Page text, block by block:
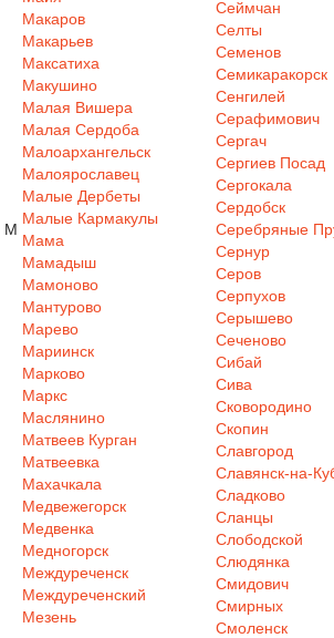
М
Макаров
Макарьев
Максатиха
Макушино
Малая Вишера
Малая Сердоба
Малоархангельск
Малоярославец
Малые Дербеты
Малые Кармакулы
Мама
Мамадыш
Мамоново
Мантурово
Марево
Мариинск
Марково
Маркс
Маслянино
Матвеев Курган
Матвеевка
Махачкала
Медвежегорск
Медвенка
Медногорск
Междуреченск
Междуреченский
Мезень
Сеймчан
Селты
Семенов
Семикаракорск
Сенгилей
Серафимович
Сергач
Сергиев Посад
Сергокала
Сердобск
Серебряные
Сернур
Серов
Серпухов
Серышево
Сеченово
Сибай
Сива
Сковородино
Скопин
Славгород
Славянск-на-
Сладково
Сланцы
Слободской
Слюдянка
Смидович
Смирных
Смоленск